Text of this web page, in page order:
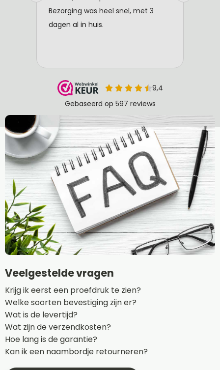
Veelgestelde vragen
Krijg ik eerst een proefdruk te zien?
Welke soorten bevestiging zijn er?
Wat is de levertijd?
Wat zijn de verzendkosten?
Hoe lang is de garantie?
Kan ik een naambordje retourneren?